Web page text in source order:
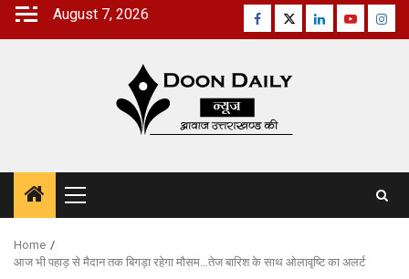
Skip
August 7, 2026 Facebook
TwitterLinkedinYoutube
Primary
Menu
Home
आज भी पहाड़ से मैदान तक बिगड़ा रहेगा मौसम…तेज बारिश के साथ ओलावृष्टि का अलर्ट